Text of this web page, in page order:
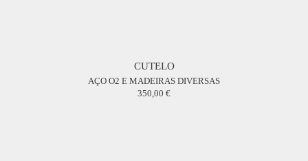
CUTELO
AÇO O2 E MADEIRAS DIVERSAS
350,00